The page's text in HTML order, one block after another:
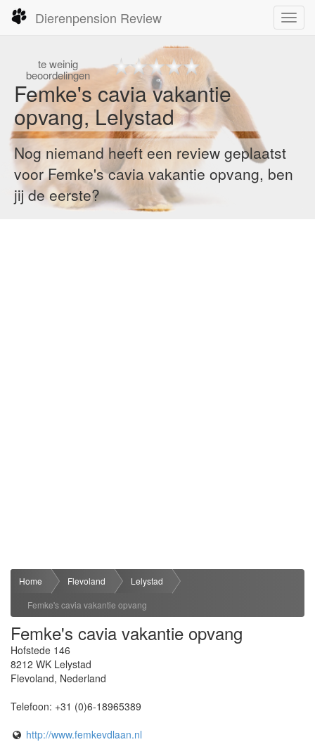
Dierenpension Review
teweinig
beoordelingen
Femke's cavia vakantie
opvang, Lelystad
Nog niemand heeft een review geplaatst
voor Femke's cavia vakantie opvang, ben
jij de eerste?
Home Flevoland
Lelystad
Femke's cavia vakantie opvang
Femke's cavia vakantie opvang
Hofstede 146
8212 WK Lelystad
Flevoland, Nederland
Telefoon: +31 (0)6-18965389
http://www.femkevdlaan.nl